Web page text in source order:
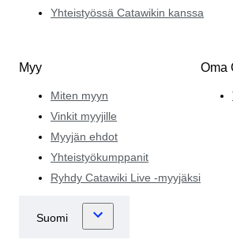
Yhteistyössä Catawikin kanssa
Myy
Miten myyn
Vinkit myyjille
Myyjän ehdot
Yhteistyökumppanit
Ryhdy Catawiki Live -myyjäksi
Oma